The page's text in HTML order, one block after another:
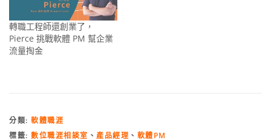
轉職工程師還創業了，
Pierce 挑戰軟體 PM 幫企業
流量掏金
分類: 軟體職涯
標籤: 數位職涯相談室 、 產品經理 、 軟體PM